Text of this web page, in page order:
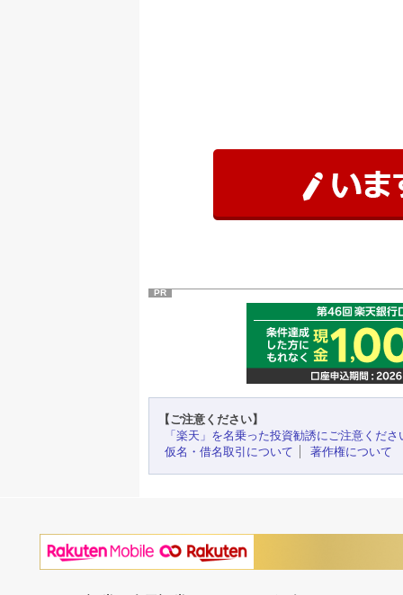
PR
【ご注意ください】
「楽天」を名乗った投資勧誘にご注意くださ
仮名・借名取引について
著作権について